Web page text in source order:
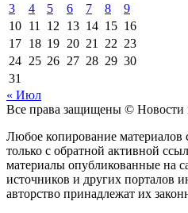
3
4 5 6 7 8
9
10 11 12 13 14 15 16
17 18 19 20 21 22 23
24 25 26 27 28 29 30
31
« Июл
Все права защищены © Новости
Любое копирование материалов
только с обратной активной
материалы опубликованные на
источников и других порталов
авторство принадлежат их